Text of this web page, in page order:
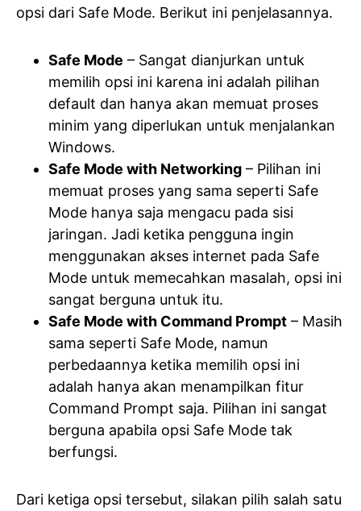
opsi dari Safe Mode. Berikut ini penjelasannya.
Safe Mode – Sangat dianjurkan untuk
memilih opsi ini karena ini adalah pilihan
default dan hanya akan memuat proses
minim yang diperlukan untuk menjalankan
Windows.
Safe Mode with Networking – Pilihan ini
memuat proses yang sama seperti Safe
Mode hanya saja mengacu pada sisi
jaringan. Jadi ketika pengguna ingin
menggunakan akses internet pada Safe
Mode untuk memecahkan masalah, opsi ini
sangat berguna untuk itu.
Safe Mode with Command Prompt – Masih
sama seperti Safe Mode, namun
perbedaannya ketika memilih opsi ini
adalah hanya akan menampilkan fitur
Command Prompt saja. Pilihan ini sangat
berguna apabila opsi Safe Mode tak
berfungsi.
Dari ketiga opsi tersebut, silakan pilih salah satu